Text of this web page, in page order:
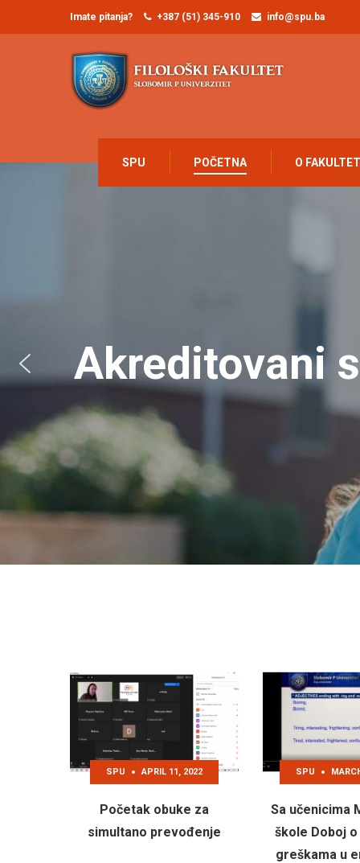
Imate pitanja? +387 (51) 345-910 info@spu.ba
SPU POČETNA O
Akreditovani
SPU APRIL 11, 2022
Početak obuke za
simultano prevođenje
SPU
Sa učenicima
škole Doboj
greškama u